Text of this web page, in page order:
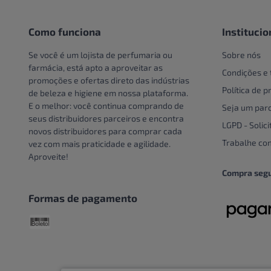
Creme Para Área Do Olho
Cuidado Com A Mão
Cuidados bucais especiais
Cuidados com o couro
cabeludo
Cuidados Com Os Pés
Cuidados especiais
Cuidados Pessoais
Unidade
Como funciona
Se você é um lojista de perfumaria ou
farmácia, está apto a aproveitar as
promoções e ofertas direto das indústrias
de beleza e higiene em nossa plataforma.
E o melhor: você continua comprando de
seus distribuidores parceiros e encontra
novos distribuidores para comprar cada
vez com mais praticidade e agilidade.
Aproveite!
Formas de pagamento
Sobre nós
Condições
Política de
Seja um
LGPD -
Trabalhe
Compra